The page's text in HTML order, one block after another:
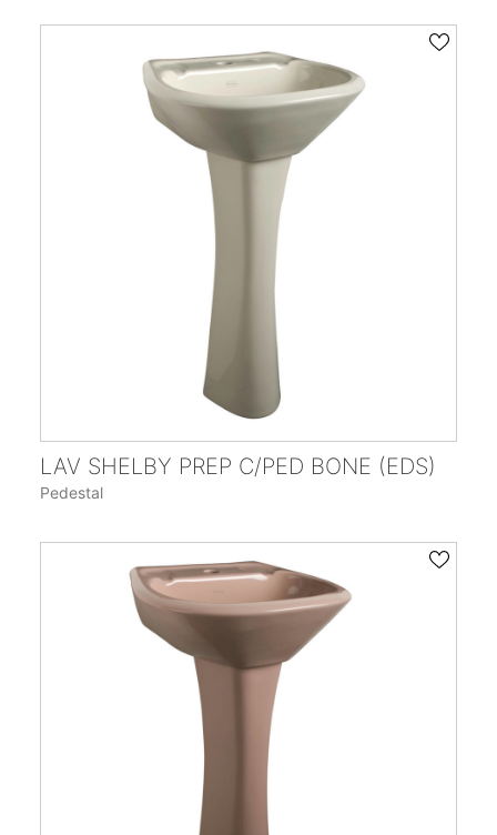
LAV SHELBY PREP C/PED BONE (EDS)
Pedestal